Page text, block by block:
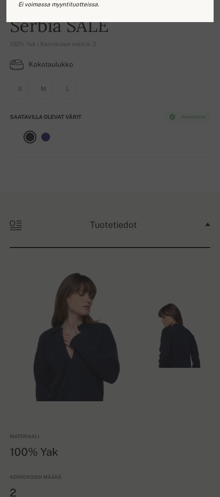
-24%
Serbia SALE
100% Yak | Kerroksien määrä: 2
Kokotaulukko
S M L
Varastossa
SAATAVILLA OLEVAT VÄRIT
Tuotetiedot
MATERIAALI
100% Yak
KERROKSIEN MÄÄRÄ
2
Ei voimassa myyntituotteissa.